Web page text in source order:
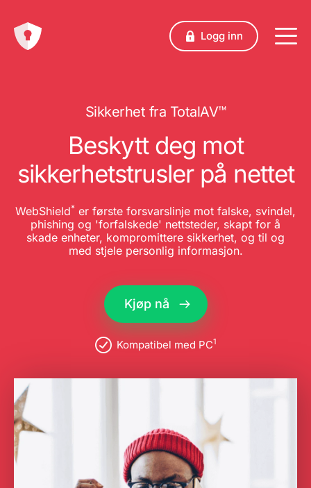
Logg inn
Sikkerhet fra TotalAV™
Beskytt deg mot
sikkerhetstrusler på nettet
WebShield* er første forsvarslinje mot falske, svindel,
phishing og 'forfalskede' nettsteder, skapt for å
skade enheter, kompromittere sikkerhet, og til og
med stjele personlig informasjon.
Kjøp nå
Kompatibel med PC1